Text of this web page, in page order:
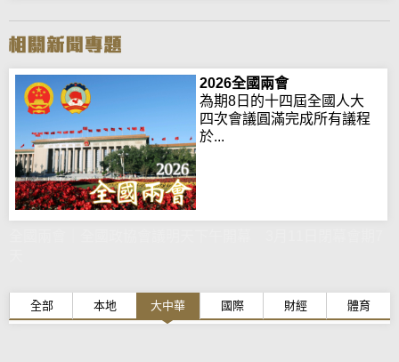
2026全國兩會
為期8日的十四屆全國人大
四次會議圓滿完成所有議程
於...
全部 本地 大中華 國際 財經 體育